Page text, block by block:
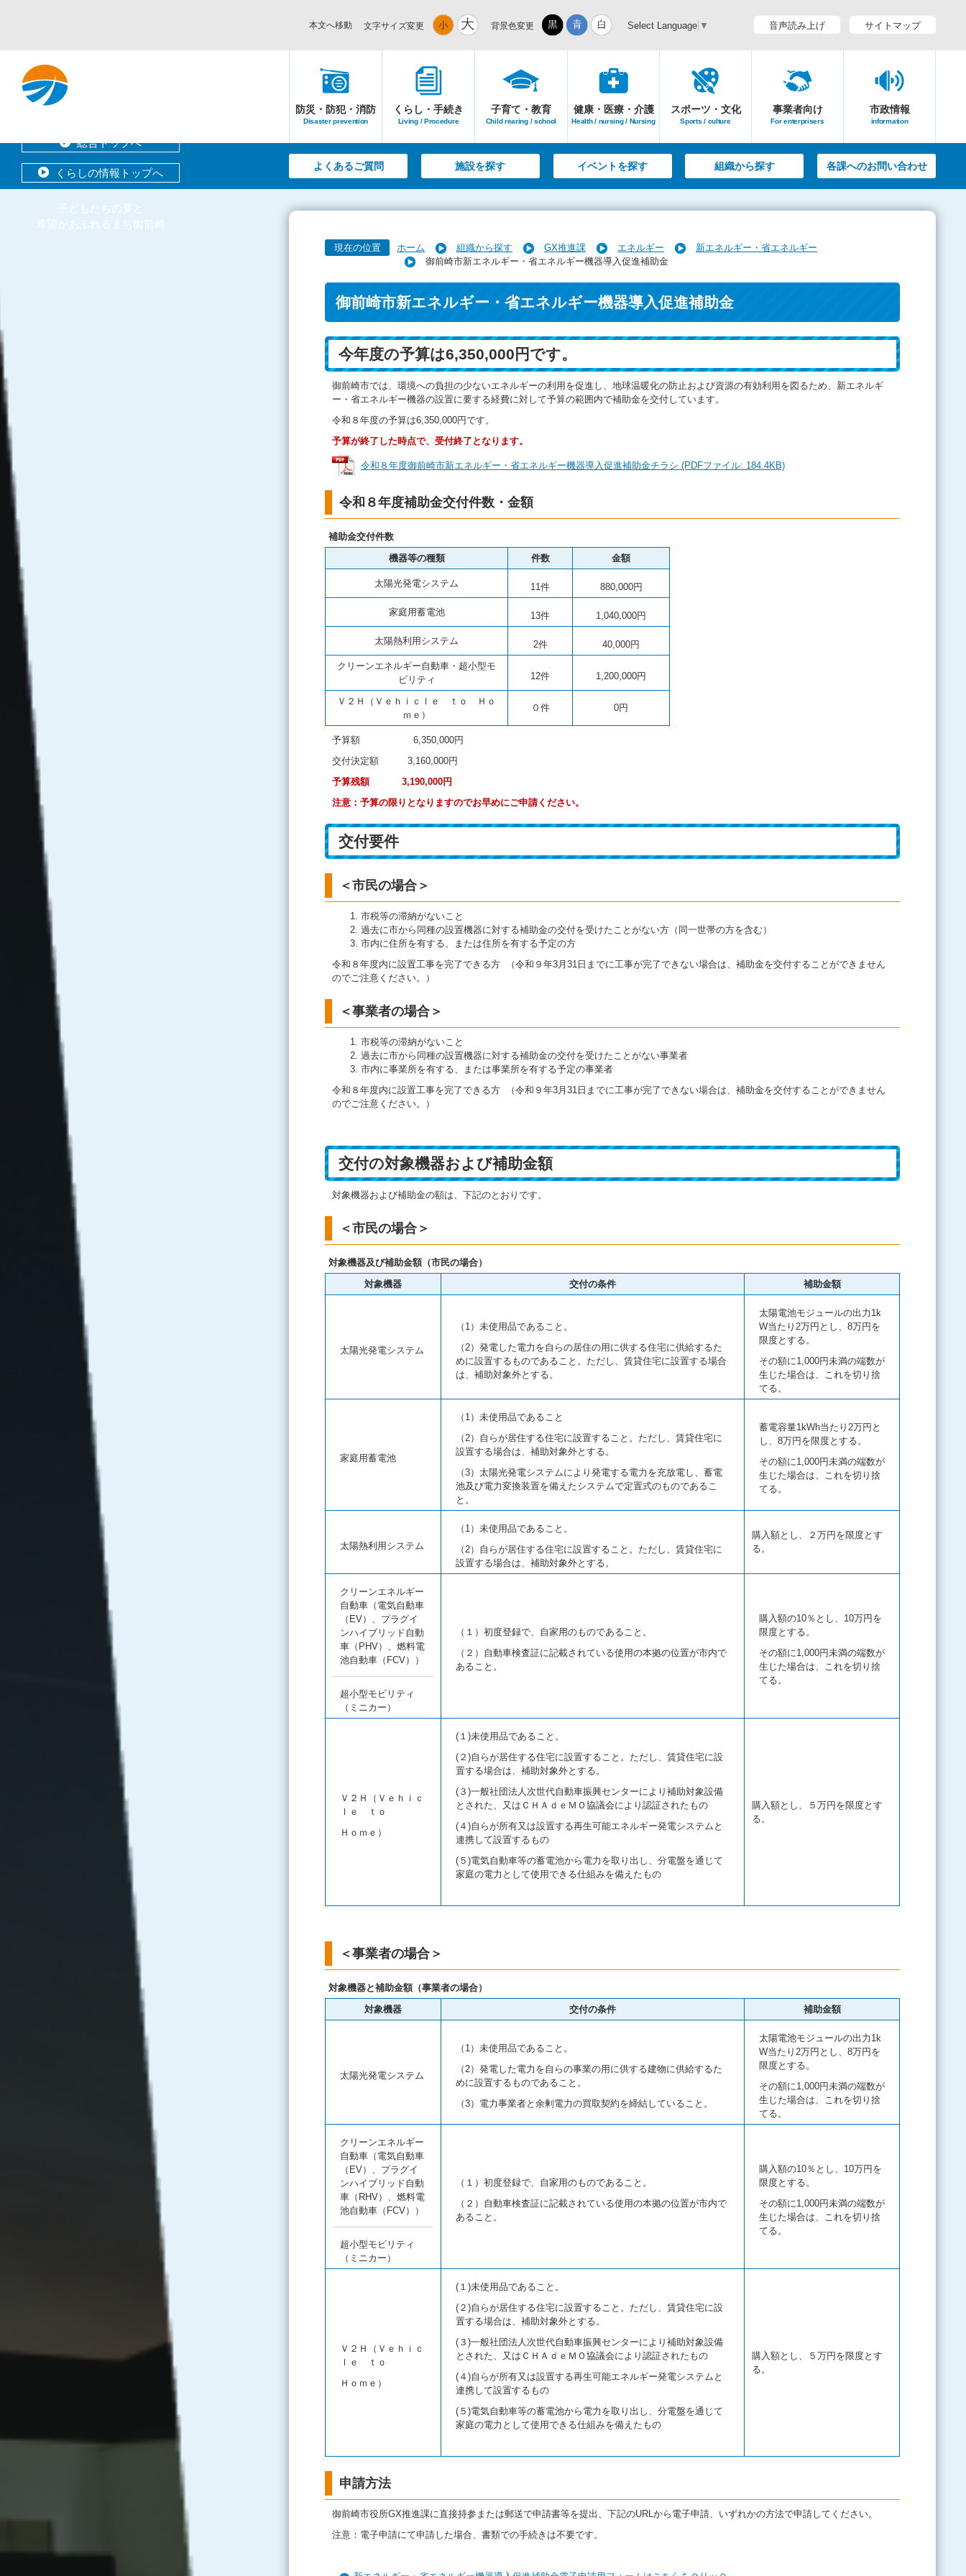
本文へ移動 文字サイズ変更 背景色変更 Select Language ▼ 音声読み上げ サイトマップ
総合トップへ
くらしの情報トップへ
子どもたちの夢と
希望があふれるまち御前崎
防災・防犯・消防
Disaster prevention
くらし・手続き
Living / Procedure
子育て・教育
Child rearing / school
健康・医療・介護
Health / nursing / Nursing
スポーツ・文化
Sports / culture
事業者向け
For enterprisers
市政情報
information
よくあるご質問 施設を探す イベントを探す 組織から探す 各課へのお問い合わせ
現在の位置 ホーム 組織から探す GX推進課 エネルギー
新エネルギー・省エネルギー
御前崎市新エネルギー・省エネルギー機器導入促進補助金
御前崎市新エネルギー・省エネルギー機器導入促進補助金
今年度の予算は6,350,000円です。
御前崎市では、環境への負担の少ないエネルギーの利用を促進し、地球温暖化の防止および資源の有効利用を図るため、新エネルギ
ー・省エネルギー機器の設置に要する経費に対して予算の範囲内で補助金を交付しています。
令和８年度の予算は6,350,000円です。
予算が終了した時点で、受付終了となります。
令和８年度御前崎市新エネルギー・省エネルギー機器導入促進補助金チラシ (PDFファイル: 184.4KB)
令和８年度補助金交付件数・金額
補助金交付件数
機器等の種類
件数 金額
太陽光発電システム 11件 880,000円
家庭用蓄電池 13件 1,040,000円
太陽熱利用システム 2件
40,000円
クリーンエネルギー自動車・超小型モ
ビリティ
12件 1,200,000円
Ｖ２Ｈ（Ｖｅｈｉｃｌｅ ｔｏ Ｈｏ
ｍｅ）
０件 0円
予算額 6,350,000円
交付決定額 3,160,000円
予算残額 3,190,000円
注意：予算の限りとなりますのでお早めにご申請ください。
交付要件
＜市民の場合＞
市税等の滞納がないこと
過去に市から同種の設置機器に対する補助金の交付を受けたことがない方（同一世帯の方を含む）
市内に住所を有する、または住所を有する予定の方
令和８年度内に設置工事を完了できる方 （令和９年3月31日までに工事が完了できない場合は、補助金を交付することができません
のでご注意ください。）
＜事業者の場合＞
市税等の滞納がないこと
過去に市から同種の設置機器に対する補助金の交付を受けたことがない事業者
市内に事業所を有する、または事業所を有する予定の事業者
令和８年度内に設置工事を完了できる方 （令和９年3月31日までに工事が完了できない場合は、補助金を交付することができません
のでご注意ください。）
交付の対象機器および補助金額
対象機器および補助金の額は、下記のとおりです。
＜市民の場合＞
対象機器及び補助金額（市民の場合）
対象機器
交付の条件 補助金額
太陽光発電システム
（1）未使用品であること。
（2）発電した電力を自らの居住の用に供する住宅に供給するた
めに設置するものであること。ただし、賃貸住宅に設置する場合
は、補助対象外とする。
太陽電池モジュールの出力1k
W当たり2万円とし、8万円を
限度とする。
その額に1,000円未満の端数が
生じた場合は、これを切り捨
てる。
家庭用蓄電池
（1）未使用品であること
（2）自らが居住する住宅に設置すること。ただし、賃貸住宅に
設置する場合は、補助対象外とする。
（3）太陽光発電システムにより発電する電力を充放電し、蓄電
池及び電力変換装置を備えたシステムで定置式のものであるこ
と。
蓄電容量1kWh当たり2万円と
し、8万円を限度とする。
その額に1,000円未満の端数が
生じた場合は、これを切り捨
てる。
太陽熱利用システム
（1）未使用品であること。
（2）自らが居住する住宅に設置すること。ただし、賃貸住宅に
設置する場合は、補助対象外とする。
購入額とし、２万円を限度とす
る。
クリーンエネルギー
自動車（電気自動車
（EV）、プラグイ
ンハイブリッド自動
車（PHV）、燃料電
池自動車（FCV））
超小型モビリティ
（ミニカー）
（１）初度登録で、自家用のものであること。
（２）自動車検査証に記載されている使用の本拠の位置が市内で
あること。
購入額の10％とし、10万円を
限度とする。
その額に1,000円未満の端数が
生じた場合は、これを切り捨
てる。
Ｖ２Ｈ（Ｖｅｈｉｃ
ｌｅ ｔｏ
Ｈｏｍｅ）
(１)未使用品であること。
(２)自らが居住する住宅に設置すること。ただし、賃貸住宅に設
置する場合は、補助対象外とする。
(３)一般社団法人次世代自動車振興センターにより補助対象設備
とされた、又はＣＨＡｄｅＭＯ協議会により認証されたもの
(４)自らが所有又は設置する再生可能エネルギー発電システムと
連携して設置するもの
(５)電気自動車等の蓄電池から電力を取り出し、分電盤を通じて
家庭の電力として使用できる仕組みを備えたもの
購入額とし、５万円を限度とす
る。
＜事業者の場合＞
対象機器と補助金額（事業者の場合）
対象機器
交付の条件 補助金額
太陽光発電システム
（1）未使用品であること。
（2）発電した電力を自らの事業の用に供する建物に供給するた
めに設置するものであること。
（3）電力事業者と余剰電力の買取契約を締結していること。
太陽電池モジュールの出力1k
W当たり2万円とし、8万円を
限度とする。
その額に1,000円未満の端数が
生じた場合は、これを切り捨
てる。
クリーンエネルギー
自動車（電気自動車
（EV）、プラグイ
ンハイブリッド自動
車（RHV）、燃料電
池自動車（FCV））
超小型モビリティ
（ミニカー）
（１）初度登録で、自家用のものであること。
（２）自動車検査証に記載されている使用の本拠の位置が市内で
あること。
購入額の10％とし、10万円を
限度とする。
その額に1,000円未満の端数が
生じた場合は、これを切り捨
てる。
Ｖ２Ｈ（Ｖｅｈｉｃ
ｌｅ ｔｏ
Ｈｏｍｅ）
(１)未使用品であること。
(２)自らが居住する住宅に設置すること。ただし、賃貸住宅に設
置する場合は、補助対象外とする。
(３)一般社団法人次世代自動車振興センターにより補助対象設備
とされた、又はＣＨＡｄｅＭＯ協議会により認証されたもの
(４)自らが所有又は設置する再生可能エネルギー発電システムと
連携して設置するもの
(５)電気自動車等の蓄電池から電力を取り出し、分電盤を通じて
家庭の電力として使用できる仕組みを備えたもの
購入額とし、５万円を限度とす
る。
申請方法
御前崎市役所GX推進課に直接持参または郵送で申請書等を提出、下記のURLから電子申請、いずれかの方法で申請してください。
注意：電子申請にて申請した場合、書類での手続きは不要です。